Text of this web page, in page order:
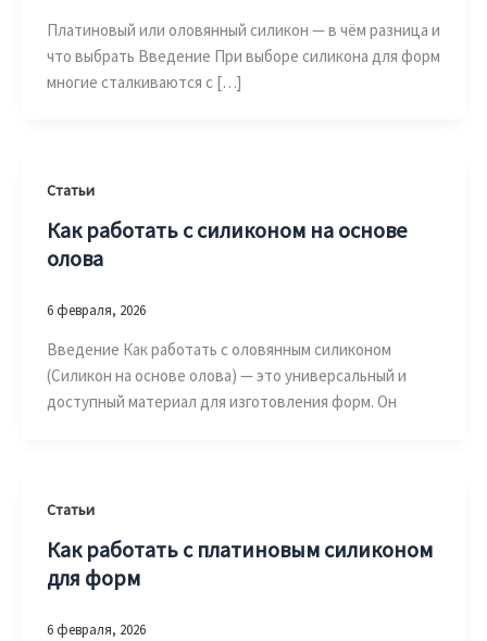
Платиновый или оловянный силикон — в чём разница и
что выбрать Введение При выборе силикона для форм
многие сталкиваются с […]
Статьи
Как работать с силиконом на основе
олова
6 февраля, 2026
Введение Как работать с оловянным силиконом
(Силикон на основе олова) — это универсальный и
доступный материал для изготовления форм. Он
Статьи
Как работать с платиновым силиконом
для форм
6 февраля, 2026